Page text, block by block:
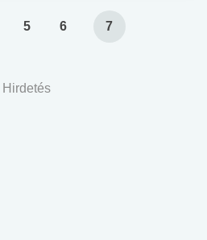
5 6 7
Hirdetés